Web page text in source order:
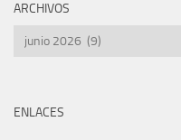
ARCHIVOS
Archivos
ENLACES